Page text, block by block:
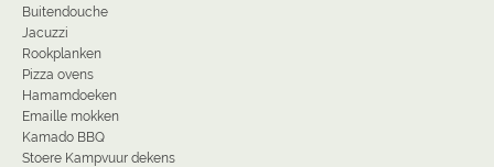
Buitendouche
Jacuzzi
Rookplanken
Pizza ovens
Hamamdoeken
Emaille mokken
Kamado BBQ
Stoere Kampvuur dekens